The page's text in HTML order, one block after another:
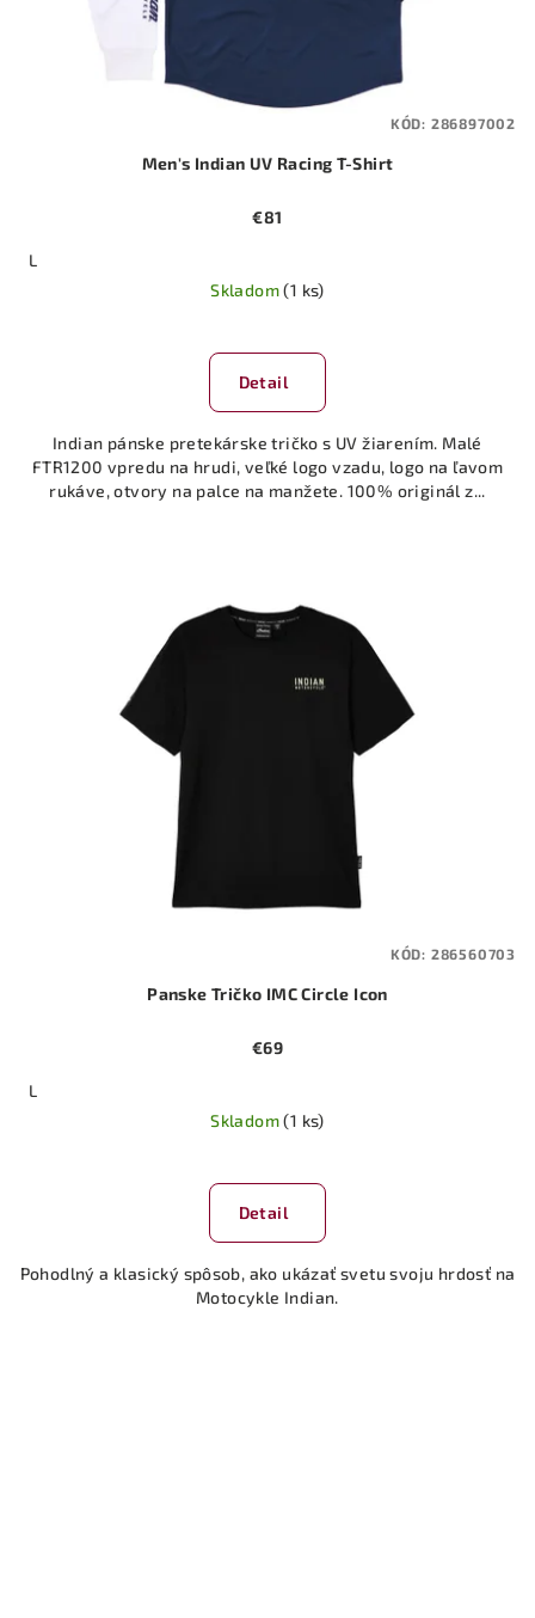
Men's Indian UV Racing T-Shirt
€81
L
Skladom(1 ks)
Detail
Indian pánske pretekárske tričko s UV žiarením. Malé
FTR1200 vpredu na hrudi, veľké logo vzadu, logo na ľavom
rukáve, otvory na palce na manžete. 100% originál z...
KÓD: 286897002
Panske Tričko IMC Circle Icon
€69
L
Skladom(1 ks)
hodnotenie
produktu
z
5
Detail
Pohodlný a klasický spôsob, ako ukázať svetu svoju hrdosť na
Motocykle Indian.
KÓD: 286560703